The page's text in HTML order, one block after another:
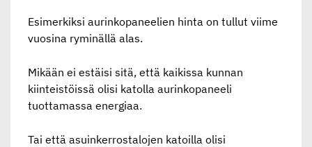
Esimerkiksi aurinkopaneelien hinta on tullut viime
vuosina ryminällä alas.
Mikään ei estäisi sitä, että kaikissa kunnan
kiinteistöissä olisi katolla aurinkopaneeli
tuottamassa energiaa.
Tai että asuinkerrostalojen katoilla olisi